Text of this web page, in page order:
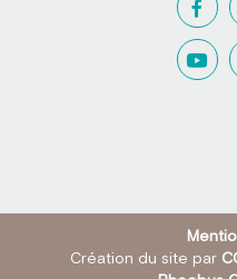
Création du site par